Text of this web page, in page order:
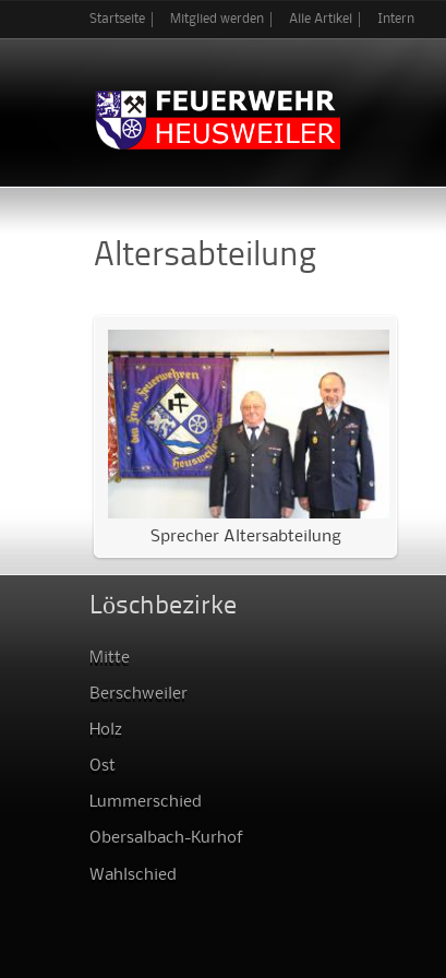
Startseite Mitglied werden Alle Artikel Intern
Altersabteilung
Sprecher Altersabteilung
Löschbezirke
Mitte
Berschweiler
Holz
Ost
Lummerschied
Obersalbach-Kurhof
Wahlschied